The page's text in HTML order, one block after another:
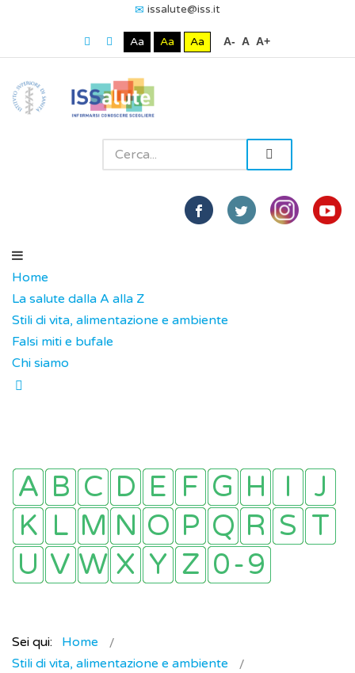
issalute@iss.it
Aa Aa Aa A- A A+
Home
La salute dalla A alla Z
Stili di vita, alimentazione e ambiente
Falsi miti e bufale
Chi siamo
Sei qui:
Home
Stili di vita, alimentazione e ambiente